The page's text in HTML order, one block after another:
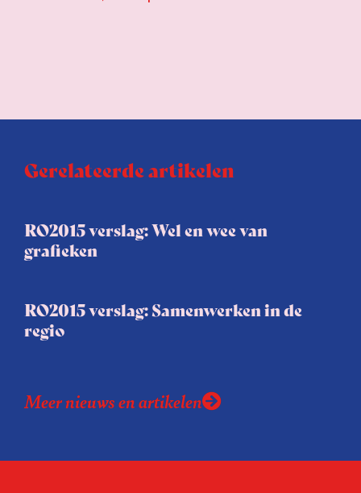
Gerelateerde artikelen
RO2015 verslag: Wel en wee van
grafieken
RO2015 verslag: Samenwerken in de
regio
Meer nieuws en artikelen